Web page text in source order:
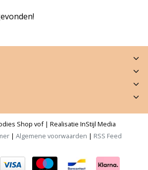
Shop vof | Realisatie InStijl Media
| Algemene voorwaarden | RSS Feed